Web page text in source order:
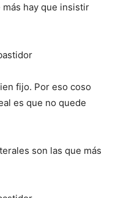
más hay que insistir
fijo. Por eso coso
es que no quede
son las que más